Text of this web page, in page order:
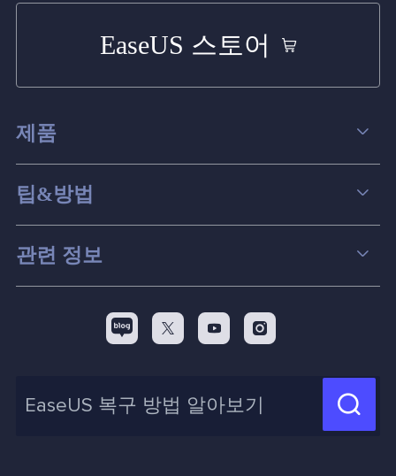
EaseUS 스토어
제품
데이터 복구
파티션 관리
스크린 레코더
백업&복원
신제품 New
팁&방법
컴퓨터 데이터 복구 팁
맥 데이터 복구 팁
디스크 파티션 팁
화면 녹화 팁
관련 정보
리셀러
  
